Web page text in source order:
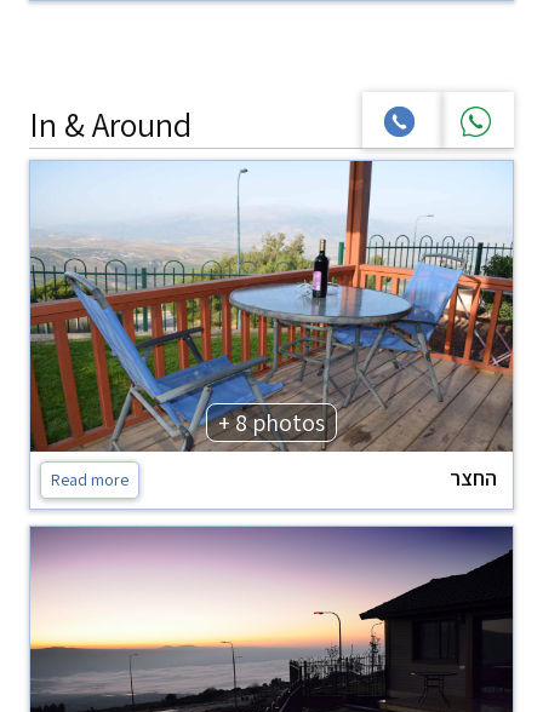
In & Around
+ 8 photos
החצר Read more